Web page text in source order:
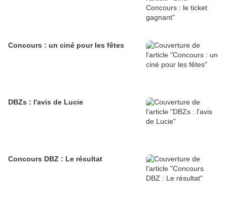
Concours : un ciné pour les fêtes
DBZs : l'avis de Lucie
Concours DBZ : Le résultat